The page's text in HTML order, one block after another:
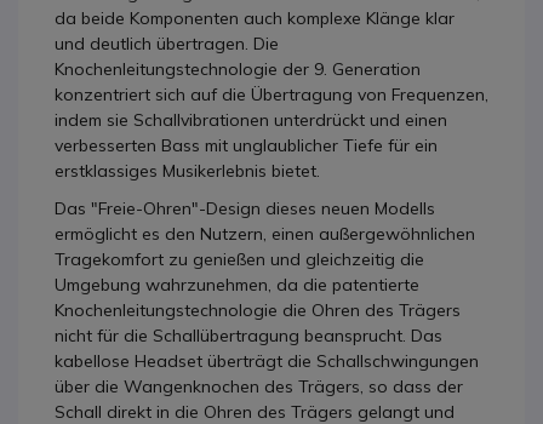
da beide Komponenten auch komplexe Klänge klar
und deutlich übertragen. Die
Knochenleitungstechnologie der 9. Generation
konzentriert sich auf die Übertragung von Frequenzen,
indem sie Schallvibrationen unterdrückt und einen
verbesserten Bass mit unglaublicher Tiefe für ein
erstklassiges Musikerlebnis bietet.
Das "Freie-Ohren"-Design dieses neuen Modells
ermöglicht es den Nutzern, einen außergewöhnlichen
Tragekomfort zu genießen und gleichzeitig die
Umgebung wahrzunehmen, da die patentierte
Knochenleitungstechnologie die Ohren des Trägers
nicht für die Schallübertragung beansprucht. Das
kabellose Headset überträgt die Schallschwingungen
über die Wangenknochen des Trägers, so dass der
Schall direkt in die Ohren des Trägers gelangt und